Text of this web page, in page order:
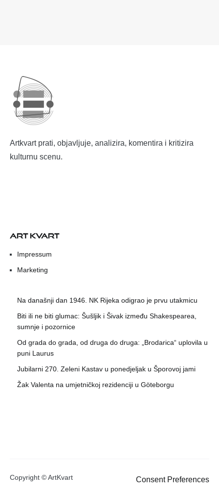
Artkvart prati, objavljuje, analizira, komentira i kritizira
kulturnu scenu.
ART KVART
Impressum
Marketing
Na današnji dan 1946. NK Rijeka odigrao je prvu utakmicu
Biti ili ne biti glumac: Šušljik i Šivak između Shakespearea,
sumnje i pozornice
Od grada do grada, od druga do druga: „Brodarica“ uplovila u
puni Laurus
Jubilarni 270. Zeleni Kastav u ponedjeljak u Šporovoj jami
Žak Valenta na umjetničkoj rezidenciji u Göteborgu
Copyright © ArtKvart Consent Preferences